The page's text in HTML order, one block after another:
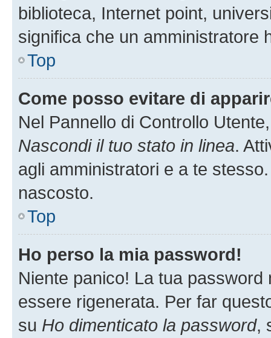
biblioteca, Internet point,
significa che un amministratore
Top
Come posso evitare di
Nel Pannello di Controllo
Nascondi il tuo stato in linea.
agli amministratori e a te
nascosto.
Top
Ho perso la mia password!
Niente panico! La tua
essere rigenerata. Per far
su Ho dimenticato la password,